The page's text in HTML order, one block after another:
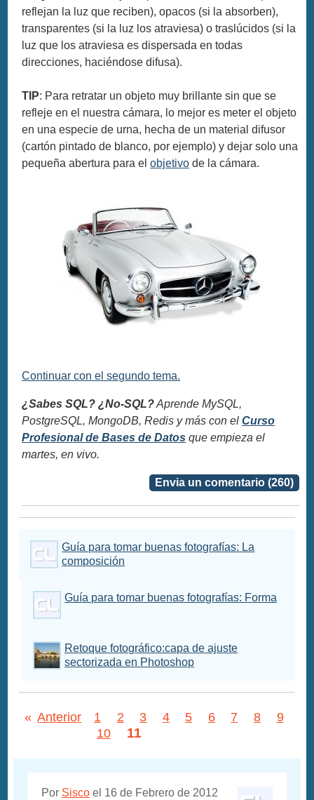
reflejan la luz que reciben), opacos (si la absorben),
transparentes (si la luz los atraviesa) o traslúcidos (si la
luz que los atraviesa es dispersada en todas
direcciones, haciéndose difusa).
TIP: Para retratar un objeto muy brillante sin que se
refleje en el nuestra cámara, lo mejor es meter el objeto
en una especie de urna, hecha de un material difusor
(cartón pintado de blanco, por ejemplo) y dejar solo una
pequeña abertura para elobjetivo de la cámara.
Continuar con el segundo tema.
¿Sabes SQL? ¿No-SQL?Aprende MySQL,
PostgreSQL, MongoDB, Redis y más con elCurso
Profesional de Bases de Datos que empieza el
martes, en vivo.
Envia un comentario (260)
Guía para tomar buenas fotografías: La
composición
Guía para tomar buenas fotografías: Forma
Retoque fotográfico:capa de ajuste
sectorizada en Photoshop
« Anterior 1 2 3 4 5 6 7 8
9
10
11
Por Sisco el 16 de Febrero de 2012